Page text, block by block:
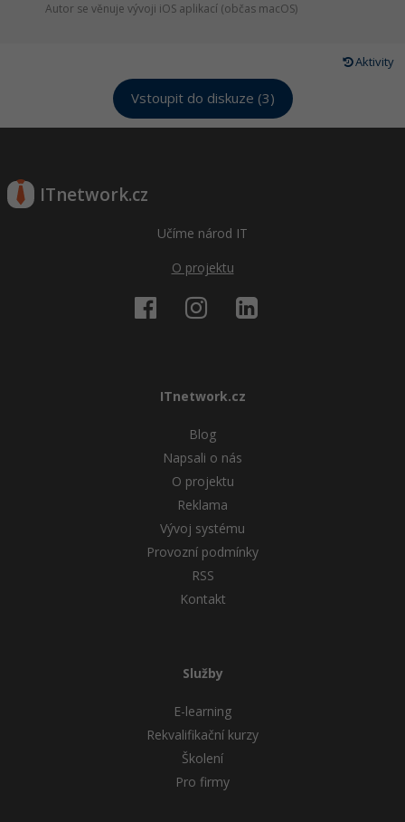
Autor se věnuje vývoji iOS aplikací (občas macOS)
Aktivity
Vstoupit do diskuze (3)
ITnetwork.cz
Učíme národ IT
O projektu
ITnetwork.cz
Blog
Napsali o nás
O projektu
Reklama
Vývoj systému
Provozní podmínky
RSS
Kontakt
Služby
E-learning
Rekvalifikační kurzy
Školení
Pro firmy